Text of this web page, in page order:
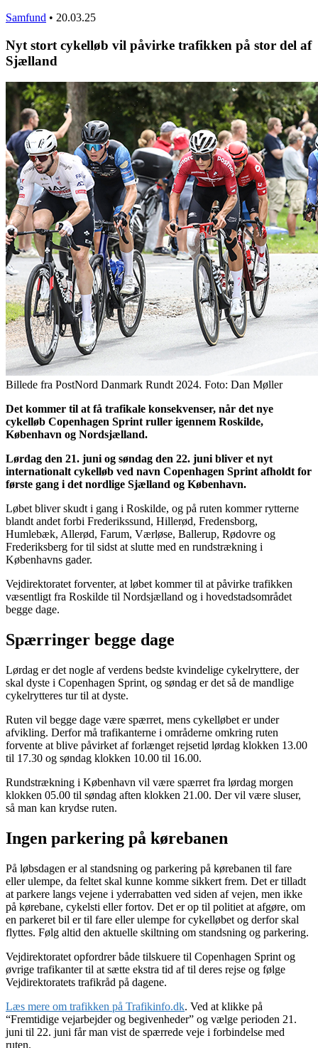
Samfund • 20.03.25
Nyt stort cykelløb vil påvirke trafikken på stor del af
Sjælland
Billede fra PostNord Danmark Rundt 2024. Foto: Dan Møller
Det kommer til at få trafikale konsekvenser, når det nye
cykelløb Copenhagen Sprint ruller igennem Roskilde,
København og Nordsjælland.
Lørdag den 21. juni og søndag den 22. juni bliver et nyt
internationalt cykelløb ved navn Copenhagen Sprint afholdt for
første gang i det nordlige Sjælland og København.
Løbet bliver skudt i gang i Roskilde, og på ruten kommer rytterne
blandt andet forbi Frederikssund, Hillerød, Fredensborg,
Humlebæk, Allerød, Farum, Værløse, Ballerup, Rødovre og
Frederiksberg for til sidst at slutte med en rundstrækning i
Københavns gader.
Vejdirektoratet forventer, at løbet kommer til at påvirke trafikken
væsentligt fra Roskilde til Nordsjælland og i hovedstadsområdet
begge dage.
Spærringer begge dage
Lørdag er det nogle af verdens bedste kvindelige cykelryttere, der
skal dyste i Copenhagen Sprint, og søndag er det så de mandlige
cykelrytteres tur til at dyste.
Ruten vil begge dage være spærret, mens cykelløbet er under
afvikling. Derfor må trafikanterne i områderne omkring ruten
forvente at blive påvirket af forlænget rejsetid lørdag klokken 13.00
til 17.30 og søndag klokken 10.00 til 16.00.
Rundstrækning i København vil være spærret fra lørdag morgen
klokken 05.00 til søndag aften klokken 21.00. Der vil være sluser,
så man kan krydse ruten.
Ingen parkering på kørebanen
På løbsdagen er al standsning og parkering på kørebanen til fare
eller ulempe, da feltet skal kunne komme sikkert frem. Det er tilladt
at parkere langs vejene i yderrabatten ved siden af vejen, men ikke
på kørebane, cykelsti eller fortov. Det er op til politiet at afgøre, om
en parkeret bil er til fare eller ulempe for cykelløbet og derfor skal
flyttes. Følg altid den aktuelle skiltning om standsning og parkering.
Vejdirektoratet opfordrer både tilskuere til Copenhagen Sprint og
øvrige trafikanter til at sætte ekstra tid af til deres rejse og følge
Vejdirektoratets trafikråd på dagene.
Læs mere om trafikken på Trafikinfo.dk. Ved at klikke på
“Fremtidige vejarbejder og begivenheder” og vælge perioden 21.
juni til 22. juni får man vist de spærrede veje i forbindelse med
ruten.